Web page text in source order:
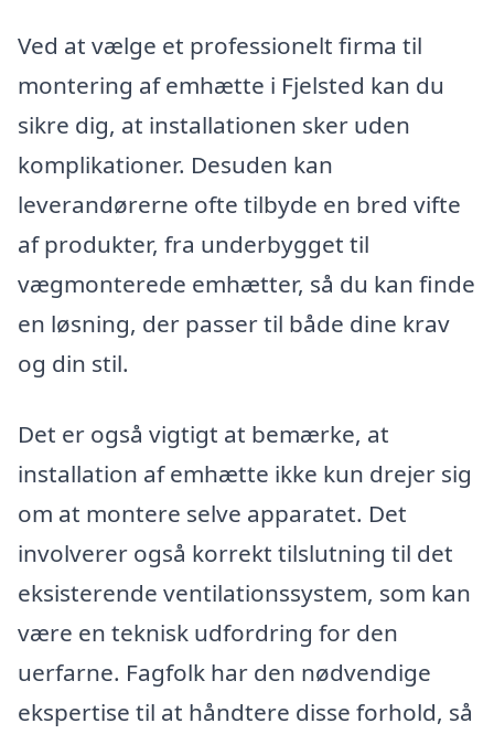
Ved at vælge et professionelt firma til
montering af emhætte i Fjelsted kan du
sikre dig, at installationen sker uden
komplikationer. Desuden kan
leverandørerne ofte tilbyde en bred vifte
af produkter, fra underbygget til
vægmonterede emhætter, så du kan finde
en løsning, der passer til både dine krav
og din stil.
Det er også vigtigt at bemærke, at
installation af emhætte ikke kun drejer sig
om at montere selve apparatet. Det
involverer også korrekt tilslutning til det
eksisterende ventilationssystem, som kan
være en teknisk udfordring for den
uerfarne. Fagfolk har den nødvendige
ekspertise til at håndtere disse forhold, så